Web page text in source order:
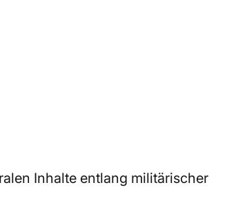
Inhalte entlang militärischer